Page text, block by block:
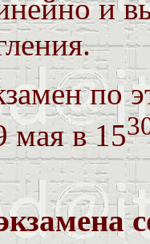
и
по
мая в 15